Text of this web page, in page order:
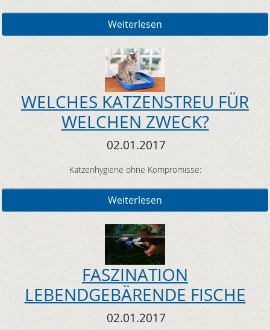
Weiterlesen
WELCHES KATZENSTREU FÜR
WELCHEN ZWECK?
02.01.2017
Katzenhygiene ohne Kompromisse:
Weiterlesen
FASZINATION
LEBENDGEBÄRENDE FISCHE
02.01.2017